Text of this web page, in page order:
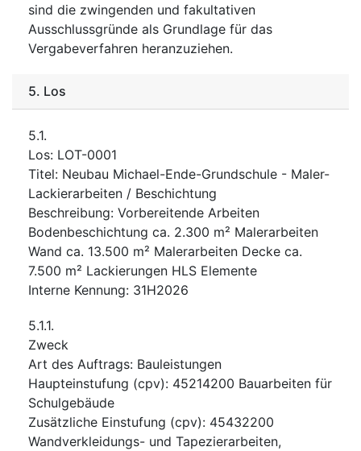
sind die zwingenden und fakultativen
Ausschlussgründe als Grundlage für das
Vergabeverfahren heranzuziehen.
5. Los
5.1.
Los: LOT-0001
Titel: Neubau Michael-Ende-Grundschule - Maler-
Lackierarbeiten / Beschichtung
Beschreibung: Vorbereitende Arbeiten
Bodenbeschichtung ca. 2.300 m² Malerarbeiten
Wand ca. 13.500 m² Malerarbeiten Decke ca.
7.500 m² Lackierungen HLS Elemente
Interne Kennung: 31H2026
5.1.1.
Zweck
Art des Auftrags: Bauleistungen
Haupteinstufung (cpv): 45214200 Bauarbeiten für
Schulgebäude
Zusätzliche Einstufung (cpv): 45432200
Wandverkleidungs- und Tapezierarbeiten,